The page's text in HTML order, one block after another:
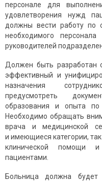
персонале для
удовлетворения нужд
должны вести работу по
необходимого
руководителей
Должен быть разработан
эффективный и
назна­чения
предусмотреть
образования и опыта по
Необходимо обращать
врача и медицинской
и имеющиеся категории,
клинической помощи и
пациентами.
Больница должна будет